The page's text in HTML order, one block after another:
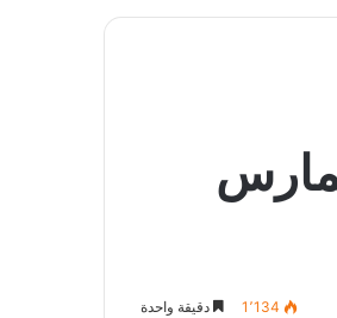
1٬134 دقيقة واحدة